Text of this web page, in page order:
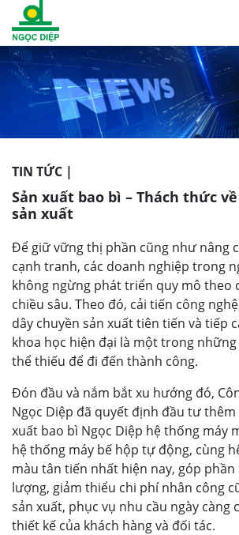
TIN TỨC |
Sản xuất bao bì – Thách thức
sản xuất
Để giữ vững thị phần cũng như nâng
cạnh tranh, các doanh nghiệp trong
không ngừng phát triển quy mô theo
chiều sâu. Theo đó, cải tiến công
dây chuyền sản xuất tiên tiến và tiếp
khoa học hiện đại là một trong
thể thiếu để đi đến thành công.
Đón đầu và nắm bắt xu hướng đó,
Ngọc Diệp đã quyết định đầu tư thêm
xuất bao bì Ngọc Diệp hệ thống máy
hệ thống máy bế hộp tự động, cùng
màu tân tiến nhất hiện nay, góp phần
lượng, giảm thiểu chi phí nhân công
sản xuất, phục vụ nhu cầu ngày càng
thiết kế của khách hàng và đối tác.